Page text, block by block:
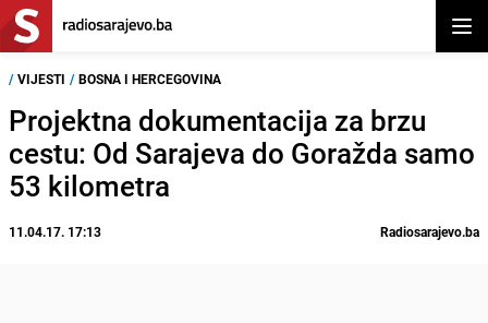
/ VIJESTI / BOSNA I HERCEGOVINA
Projektna dokumentacija za brzu
cestu: Od Sarajeva do Goražda samo
53 kilometra
11.04.17. 17:13 Radiosarajevo.ba